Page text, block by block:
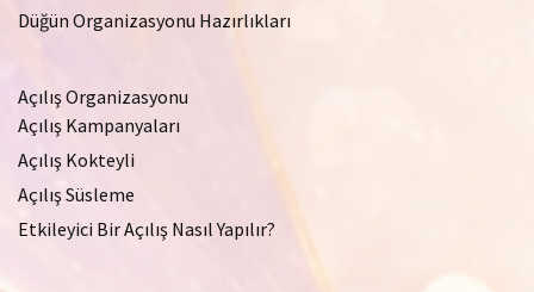
Düğün Organizasyonu Hazırlıkları
Açılış Organizasyonu
Açılış Kampanyaları
Açılış Kokteyli
Açılış Süsleme
Etkileyici Bir Açılış Nasıl Yapılır?